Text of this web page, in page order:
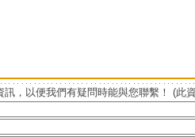
訊，以便我們有疑問時能與您聯繫！ (此